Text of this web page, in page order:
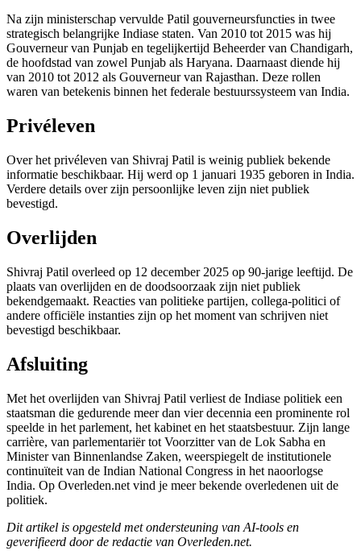
Na zijn ministerschap vervulde Patil gouverneursfuncties in twee
strategisch belangrijke Indiase staten. Van 2010 tot 2015 was hij
Gouverneur van Punjab en tegelijkertijd Beheerder van Chandigarh,
de hoofdstad van zowel Punjab als Haryana. Daarnaast diende hij
van 2010 tot 2012 als Gouverneur van Rajasthan. Deze rollen
waren van betekenis binnen het federale bestuurssysteem van India.
Privéleven
Over het privéleven van Shivraj Patil is weinig publiek bekende
informatie beschikbaar. Hij werd op 1 januari 1935 geboren in India.
Verdere details over zijn persoonlijke leven zijn niet publiek
bevestigd.
Overlijden
Shivraj Patil overleed op 12 december 2025 op 90-jarige leeftijd. De
plaats van overlijden en de doodsoorzaak zijn niet publiek
bekendgemaakt. Reacties van politieke partijen, collega-politici of
andere officiële instanties zijn op het moment van schrijven niet
bevestigd beschikbaar.
Afsluiting
Met het overlijden van Shivraj Patil verliest de Indiase politiek een
staatsman die gedurende meer dan vier decennia een prominente rol
speelde in het parlement, het kabinet en het staatsbestuur. Zijn lange
carrière, van parlementariër tot Voorzitter van de Lok Sabha en
Minister van Binnenlandse Zaken, weerspiegelt de institutionele
continuïteit van de Indian National Congress in het naoorlogse
India. Op Overleden.net vind je meer bekende overledenen uit de
politiek.
Dit artikel is opgesteld met ondersteuning van AI-tools en
geverifieerd door de redactie van Overleden.net.